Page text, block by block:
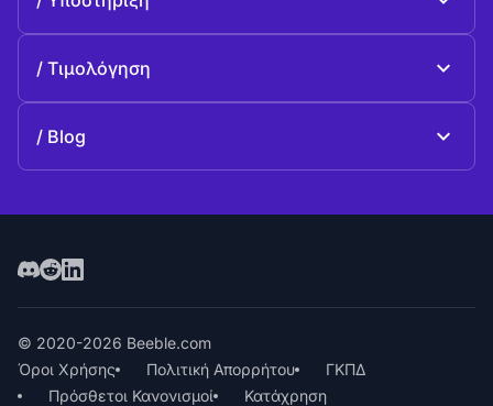
Ιστορία
Επικοινωνία
Τιμολόγηση
Blog
© 2020-2026 Beeble.com
Όροι Χρήσης
Πολιτική Απορρήτου
ΓΚΠΔ
Πρόσθετοι Κανονισμοί
Κατάχρηση